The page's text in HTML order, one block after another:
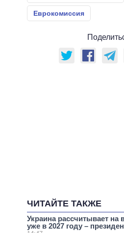
Еврокомиссия
ЧИТАЙТЕ ТАКЖЕ
Украина рассчитывает на
уже в 2027 году –